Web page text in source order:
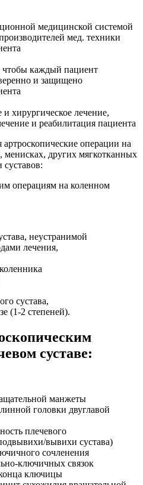
медицинской системой
мед. техники
чтобы каждый пациент
и защищено
хирургическое лечение,
и реабилитация пациента
операции на
менисках, других мягкотканных
суставов:
операциям на коленном
неустранимой
лечения,
сустава,
(1-2 степеней).
суставе:
манжеты
головки двуглавой
плечевого
вывихи сустава)
сочленения
ключичных связок
ключицы